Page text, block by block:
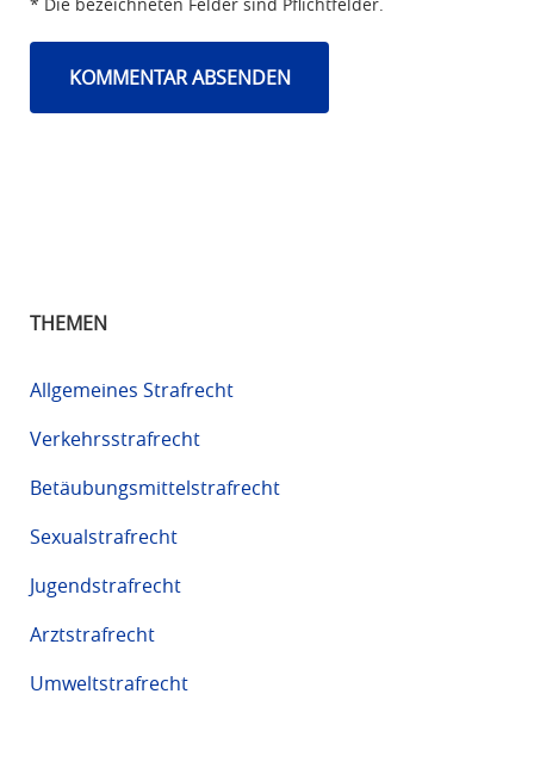
THEMEN
Allgemeines Strafrecht
Verkehrsstrafrecht
Betäubungsmittelstrafrecht
Sexualstrafrecht
Jugendstrafrecht
Arztstrafrecht
Umweltstrafrecht